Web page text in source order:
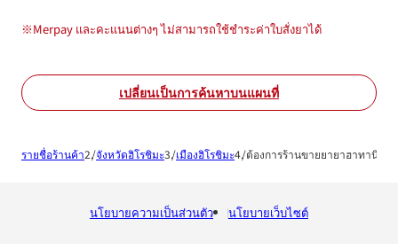
※Merpay และคะแนนต่างๆ ไม่สามารถใช้ชำระค่าใบสั่งยาได้
เปลี่ยนเป็นการค้นหาบนแผนที่
รายชื่อร้านค้า จังหวัดฮิโรชิมะ เมืองฮิโรชิมะ ต้องการร้านขายยายาฮาทานิชิ
นโยบายความเป็นส่วนตัว นโยบายเว็บไซต์